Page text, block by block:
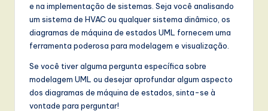
e na implementação de sistemas. Seja você analisando
um sistema de HVAC ou qualquer sistema dinâmico, os
diagramas de máquina de estados UML fornecem uma
ferramenta poderosa para modelagem e visualização.
Se você tiver alguma pergunta específica sobre
modelagem UML ou desejar aprofundar algum aspecto
dos diagramas de máquina de estados, sinta-se à
vontade para perguntar!